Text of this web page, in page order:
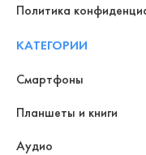
Политика
КАТЕГОРИИ
Смартфоны
Планшеты и книги
Аудио